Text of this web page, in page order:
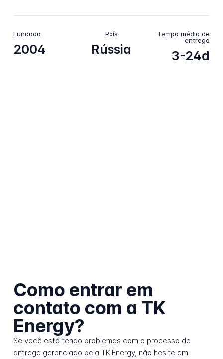
Fundada
2004
País
Rússia
Tempo médio de
entrega
3-24d
Como entrar em
contato com a TK
Energy?
Se você está tendo problemas com o processo de
entrega gerenciado pela TK Energy, não hesite em